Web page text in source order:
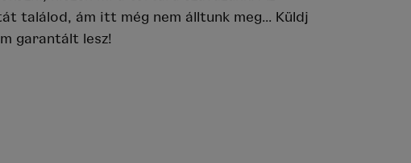
AZ IDŐZÍTÉS!